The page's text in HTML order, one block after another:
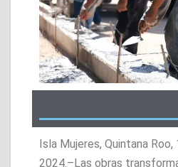
Isla Mujeres, Quintana
2024.–Las obras